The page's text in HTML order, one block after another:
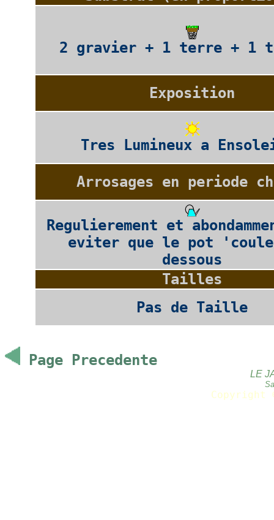
2 gravier + 1 terre + 1
Exposition
Tres Lumineux a
Arrosages en periode
Regulierement et
eviter que le pot
dessous
Tailles
Pas de Taille
Page Precedente
LE
Copyright